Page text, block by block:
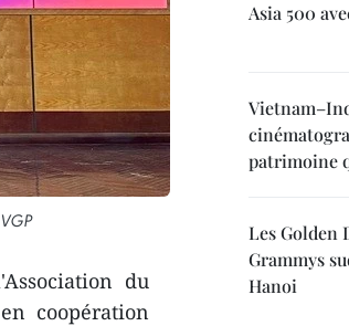
du
coopération
Asia 500
patrimoine
Les Golden
Grammys
Hanoi